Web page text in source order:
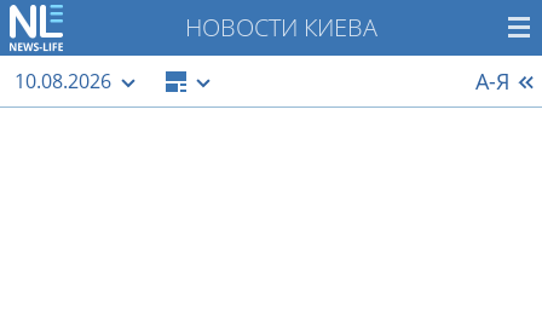
НОВОСТИ КИЕВА
10.08.2026 А-Я